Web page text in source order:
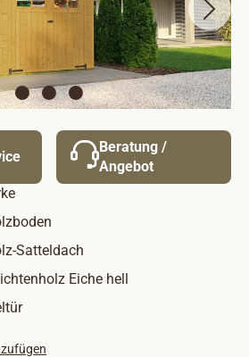
Beratung /
Angebot
Satteldach
Eiche hell